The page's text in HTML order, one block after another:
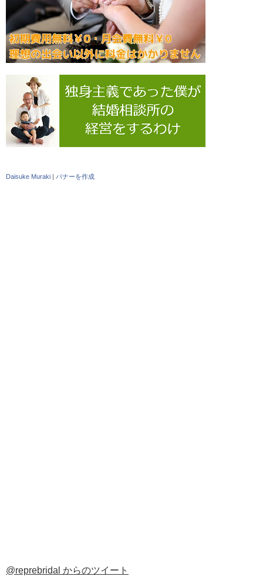
Daisuke Muraki | バナーを作成
@reprebridal からのツイート